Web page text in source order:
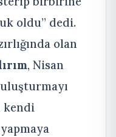
oldu’’ dedi.
olan
, Nisan
kendi